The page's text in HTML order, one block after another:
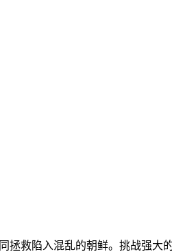
救陷入混乱的朝鲜。挑战强大